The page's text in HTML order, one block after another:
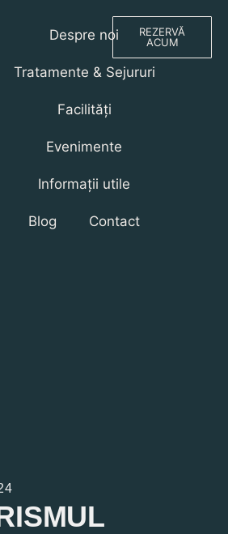
Despre noi
Tratamente & Sejururi
Facilități
Evenimente
Informații utile
Blog Contact
REZERVĂ
ACUM